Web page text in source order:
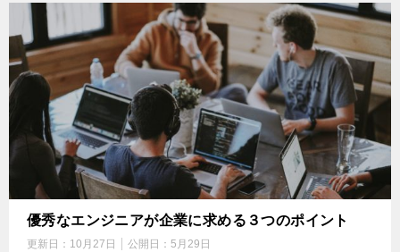
優秀なエンジニアが企業に求める３つのポイント
更新日： 10月27日 公開日： 5月29日